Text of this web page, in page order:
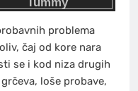
problema
čaj od kore nara
se i kod niza drugih
loše probave,